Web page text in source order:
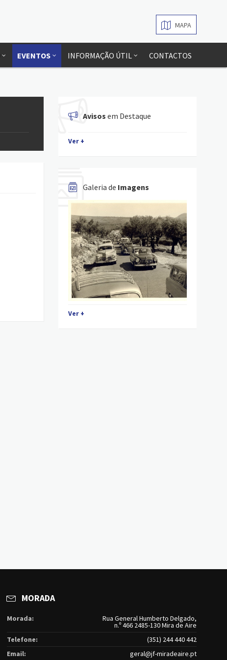
MAPA
EVENTOS INFORMAÇÃO ÚTIL CONTACTOS
Avisos em Destaque
Ver +
Galeria de Imagens
Ver +
MORADA
Morada: Rua General Humberto Delgado,
n.º 466 2485-130 Mira de Aire
Telefone:
(351) 244 440 442
Email:
geral@jf-miradeaire.pt